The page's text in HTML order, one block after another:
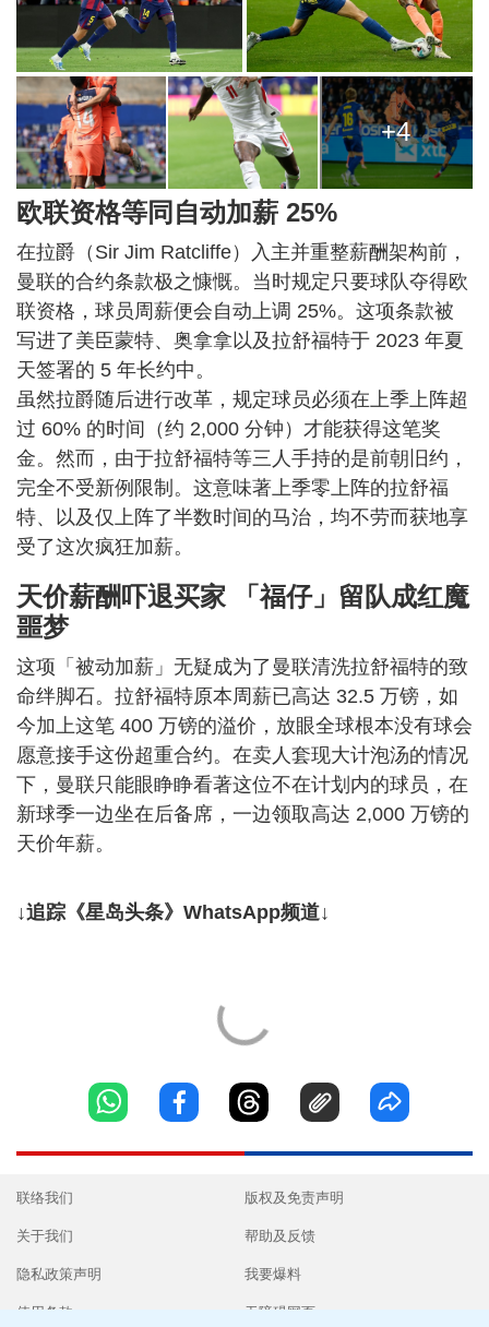
+4
欧联资格等同自动加薪 25%
在拉爵（Sir Jim Ratcliffe）入主并重整薪酬架构前，
曼联的合约条款极之慷慨。当时规定只要球队夺得欧
联资格，球员周薪便会自动上调 25%。这项条款被
写进了美臣蒙特、奥拿拿以及拉舒福特于 2023 年夏
天签署的 5 年长约中。
虽然拉爵随后进行改革，规定球员必须在上季上阵超
过 60% 的时间（约 2,000 分钟）才能获得这笔奖
金。然而，由于拉舒福特等三人手持的是前朝旧约，
完全不受新例限制。这意味著上季零上阵的拉舒福
特、以及仅上阵了半数时间的马治，均不劳而获地享
受了这次疯狂加薪。
天价薪酬吓退买家 「福仔」留队成红魔
噩梦
这项「被动加薪」无疑成为了曼联清洗拉舒福特的致
命绊脚石。拉舒福特原本周薪已高达 32.5 万镑，如
今加上这笔 400 万镑的溢价，放眼全球根本没有球会
愿意接手这份超重合约。在卖人套现大计泡汤的情况
下，曼联只能眼睁睁看著这位不在计划内的球员，在
新球季一边坐在后备席，一边领取高达 2,000 万镑的
天价年薪。
↓追踪《星岛头条》WhatsApp频道↓
联络我们
关于我们
隐私政策声明
使用条款
版权及免责声明
帮助及反馈
我要爆料
无障碍网页